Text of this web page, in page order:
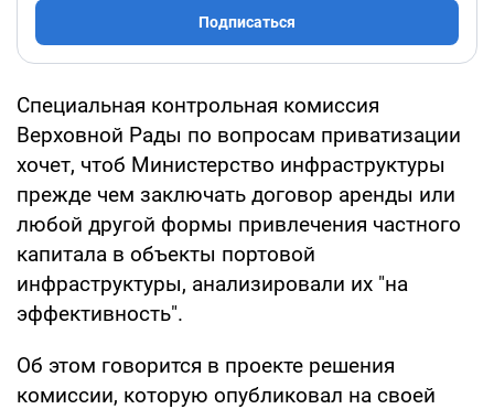
Подписаться
Специальная контрольная комиссия
Верховной Рады по вопросам приватизации
хочет, чтоб Министерство инфраструктуры
прежде чем заключать договор аренды или
любой другой формы привлечения частного
капитала в объекты портовой
инфраструктуры, анализировали их "на
эффективность".
Об этом говорится в проекте решения
комиссии, которую опубликовал на своей